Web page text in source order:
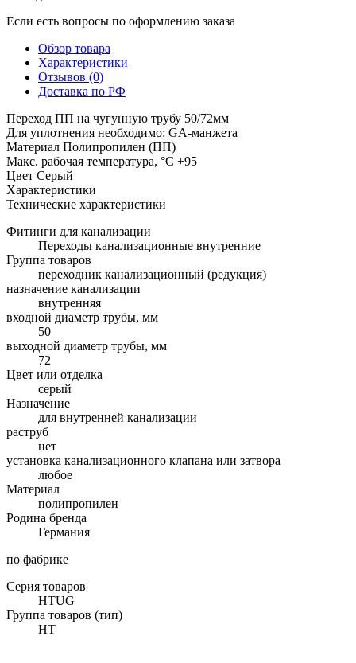
Если есть вопросы по оформлению заказа
Обзор товара
Характеристики
Отзывов (0)
Доставка по РФ
Переход ПП на чугунную трубу 50/72мм
Для уплотнения необходимо: GA-манжета
Материал Полипропилен (ПП)
Макс. рабочая температура, °C +95
Цвет Серый
Характеристики
Технические характеристики
Фитинги для канализации
Переходы канализационные внутренние
Группа товаров
переходник канализационный (редукция)
назначение канализации
внутренняя
входной диаметр трубы, мм
50
выходной диаметр трубы, мм
72
Цвет или отделка
серый
Назначение
для внутренней канализации
раструб
нет
установка канализационного клапана или затвора
любое
Материал
полипропилен
Родина бренда
Германия
по фабрике
Серия товаров
HTUG
Группа товаров (тип)
HT